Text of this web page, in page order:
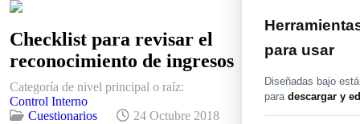
Checklist para revisar el
reconocimiento de ingresos
Categoría de nivel principal o raíz:
Control Interno
Cuestionarios
24 Octubre 2018
para usar
Diseñadas bajo
paradescargar y